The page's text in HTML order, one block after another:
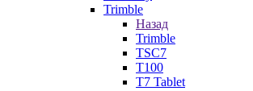
Trimble
Назад
Trimble
TSC7
T100
T7 Tablet